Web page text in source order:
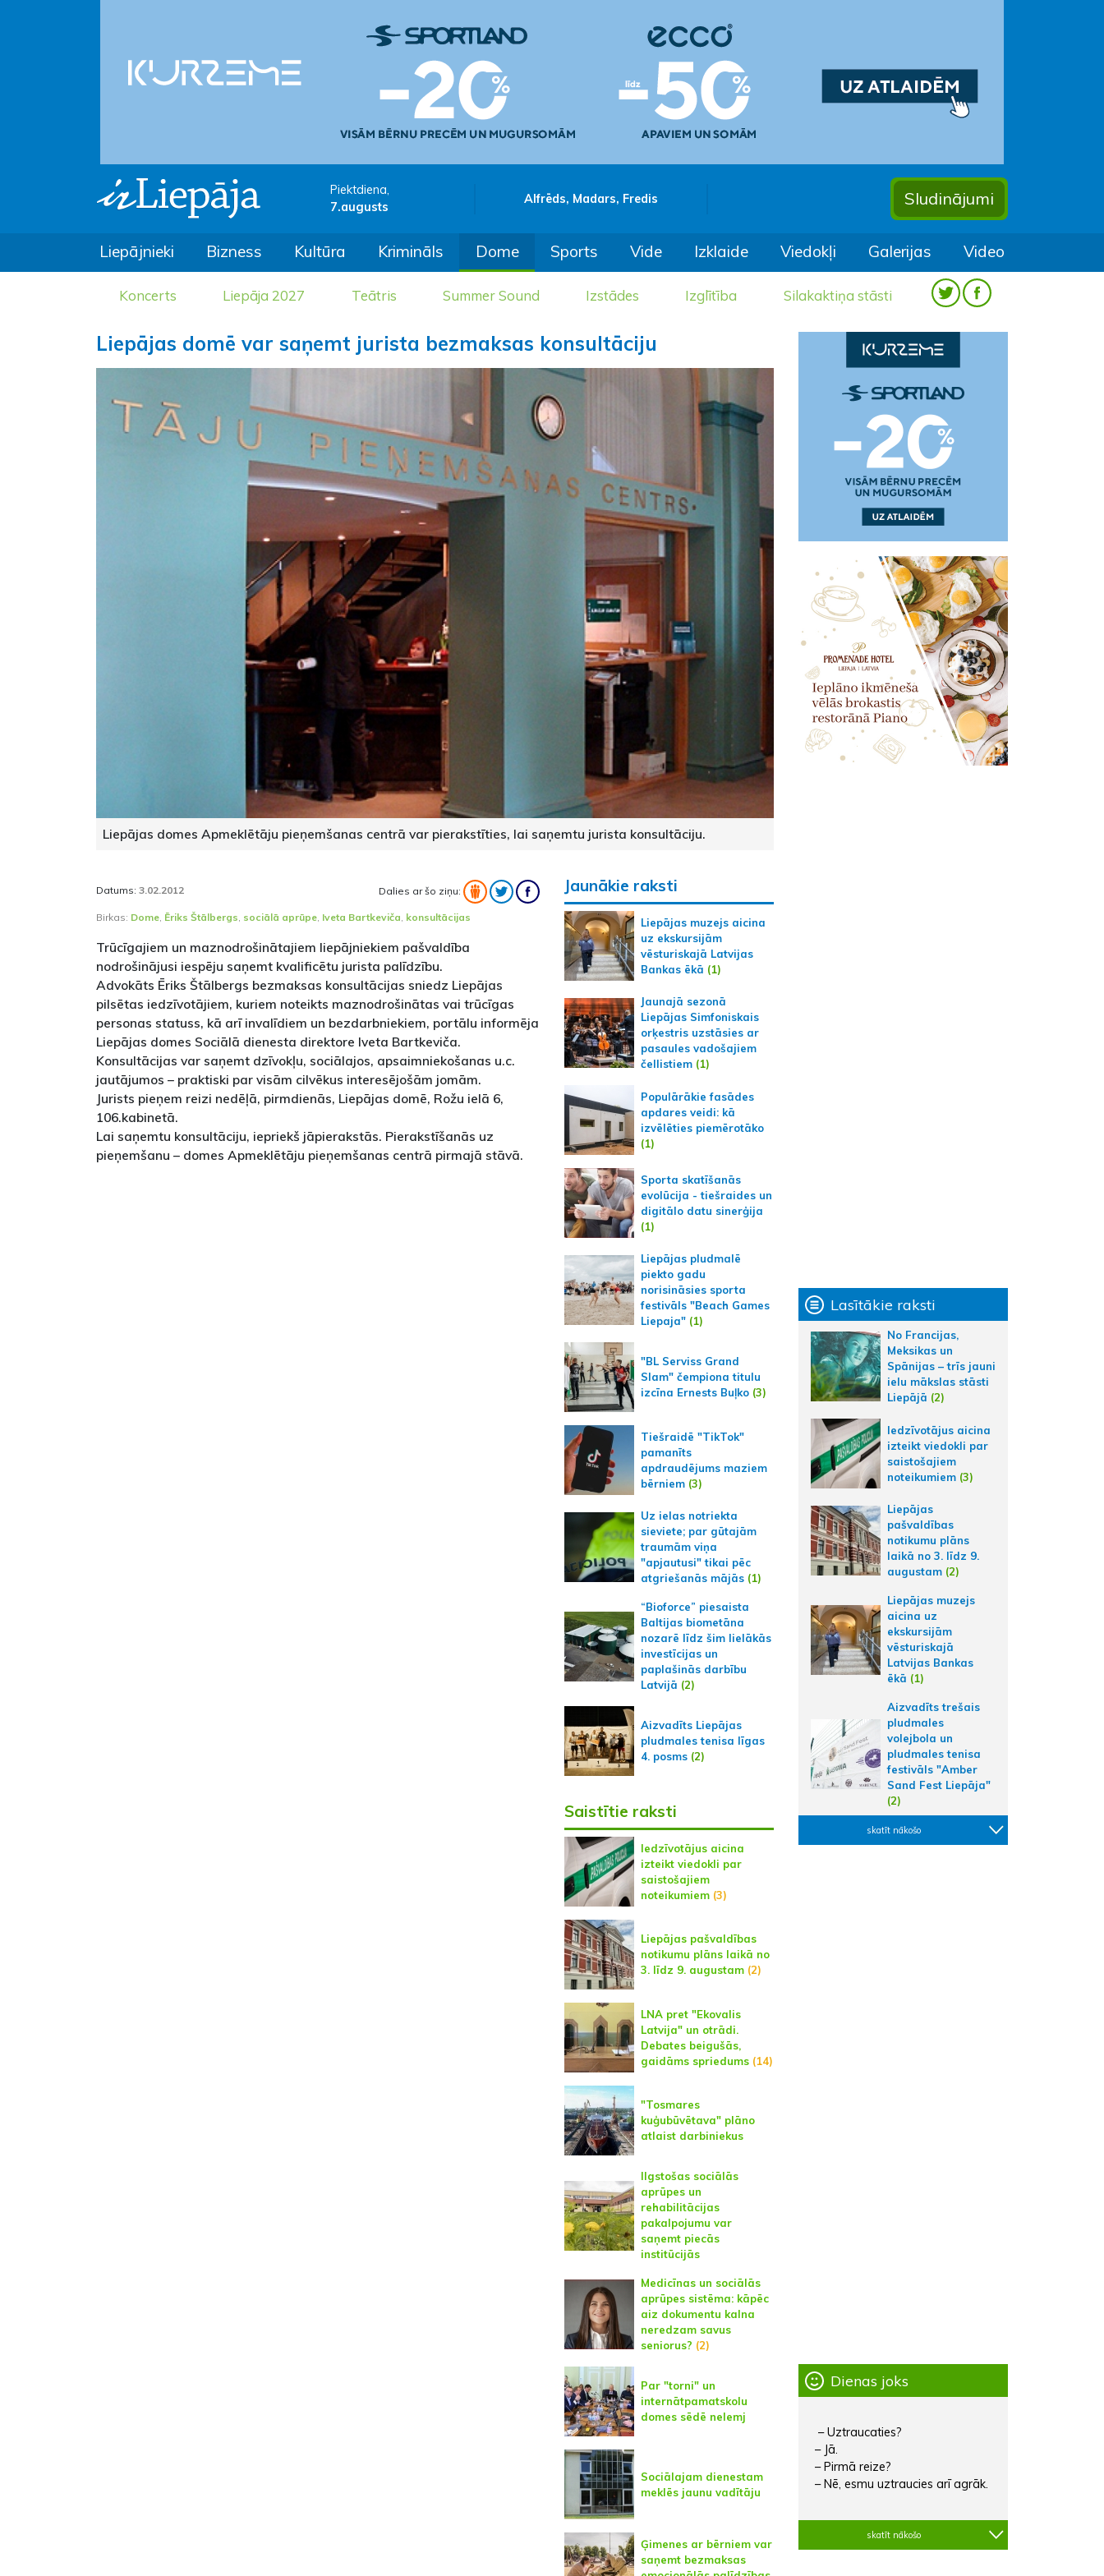
Piektdiena,
7.augusts
Alfrēds, Madars, Fredis Sludinājumi
Liepājnieki Bizness Kultūra Krimināls Dome Sports Vide Izklaide Viedokļi Galerijas Video
Koncerts Liepāja 2027 Teātris Summer Sound Izstādes Izglītība Silakaktiņa stāsti
Liepājas domē var saņemt jurista bezmaksas konsultāciju
Liepājas domes Apmeklētāju pieņemšanas centrā var pierakstīties, lai saņemtu jurista konsultāciju.
Datums: 3.02.2012 Dalies ar šo ziņu:
Birkas: Dome, Ēriks Štālbergs, sociālā aprūpe, Iveta Bartkeviča, konsultācijas
Trūcīgajiem un maznodrošinātajiem liepājniekiem pašvaldība
nodrošinājusi iespēju saņemt kvalificētu jurista palīdzību.
Advokāts Ēriks Štālbergs bezmaksas konsultācijas sniedz Liepājas
pilsētas iedzīvotājiem, kuriem noteikts maznodrošinātas vai trūcīgas
personas statuss, kā arī invalīdiem un bezdarbniekiem, portālu informēja
Liepājas domes Sociālā dienesta direktore Iveta Bartkeviča.
Konsultācijas var saņemt dzīvokļu, sociālajos, apsaimniekošanas u.c.
jautājumos – praktiski par visām cilvēkus interesējošām jomām.
Jurists pieņem reizi nedēļā, pirmdienās, Liepājas domē, Rožu ielā 6,
106.kabinetā.
Lai saņemtu konsultāciju, iepriekš jāpierakstās. Pierakstīšanās uz
pieņemšanu – domes Apmeklētāju pieņemšanas centrā pirmajā stāvā.
Jaunākie raksti
Liepājas muzejs aicina
uz ekskursijām
vēsturiskajā Latvijas
Bankas ēkā (1)
Jaunajā sezonā
Liepājas Simfoniskais
orķestris uzstāsies ar
pasaules vadošajiem
čellistiem(1)
Populārākie fasādes
apdares veidi: kā
izvēlēties piemērotāko
(1)
Sporta skatīšanās
evolūcija - tiešraides un
digitālo datu sinerģija
(1)
Liepājas pludmalē
piekto gadu
norisināsies sporta
festivāls "Beach Games
Liepaja"(1)
"BL Serviss Grand
Slam" čempiona titulu
izcīna Ernests Buļko(3)
Tiešraidē "TikTok"
pamanīts
apdraudējums maziem
bērniem(3)
Uz ielas notriekta
sieviete; par gūtajām
traumām viņa
"apjautusi" tikai pēc
atgriešanās mājās(1)
“Bioforce” piesaista
Baltijas biometāna
nozarē līdz šim lielākās
investīcijas un
paplašinās darbību
Latvijā (2)
Aizvadīts Liepājas
pludmales tenisa līgas
4. posms(2)
Saistītie raksti
Iedzīvotājus aicina
izteikt viedokli par
saistošajiem
noteikumiem (3)
Liepājas pašvaldības
notikumu plāns laikā no
3. līdz 9. augustam(2)
LNA pret "Ekovalis
Latvija" un otrādi.
Debates beigušās,
gaidāms spriedums(14)
"Tosmares
kuģubūvētava" plāno
atlaist darbiniekus
Ilgstošas sociālās
aprūpes un
rehabilitācijas
pakalpojumu var
saņemt piecās
institūcijās
Medicīnas un sociālās
aprūpes sistēma: kāpēc
aiz dokumentu kalna
neredzam savus
seniorus? (2)
Par "torni" un
internātpamatskolu
domes sēdē nelemj
Sociālajam dienestam
meklēs jaunu vadītāju
Ģimenes ar bērniem var
saņemt bezmaksas
Lasītākie raksti
No Francijas,
Meksikas un
Spānijas – trīs jauni
ielu mākslas stāsti
Liepājā (2)
Iedzīvotājus aicina
izteikt viedokli par
saistošajiem
noteikumiem (3)
Liepājas
pašvaldības
notikumu plāns
laikā no 3. līdz 9.
augustam (2)
Liepājas muzejs
aicina uz
ekskursijām
vēsturiskajā
Latvijas Bankas
ēkā (1)
Aizvadīts trešais
pludmales
volejbola un
pludmales tenisa
festivāls "Amber
Sand Fest Liepāja"
(2)
skatīt nākošo
Dienas joks
– Uztraucaties?
– Jā.
– Pirmā reize?
– Nē, esmu uztraucies arī agrāk.
skatīt nākošo